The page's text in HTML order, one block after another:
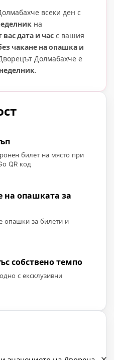
всеки ден с
на
дата и час с вашия
чакане на опашка и
Долмабахче е
.
билет на място при
QR код
на опашката за
опашки за билети и
собствено темпо
с ексклузивни